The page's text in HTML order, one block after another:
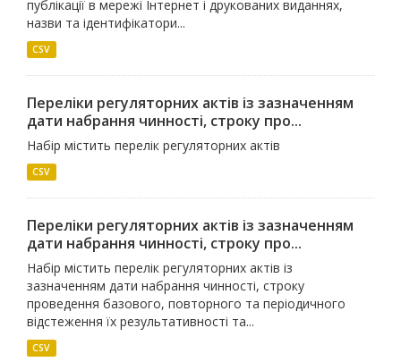
публікації в мережі Інтернет і друкованих виданнях,
назви та ідентифікатори...
CSV
Переліки регуляторних актів із зазначенням
дати набрання чинності, строку про...
Набір містить перелік регуляторних актів
CSV
Переліки регуляторних актів із зазначенням
дати набрання чинності, строку про...
Набір містить перелік регуляторних актів із
зазначенням дати набрання чинності, строку
проведення базового, повторного та періодичного
відстеження їх результативності та...
CSV